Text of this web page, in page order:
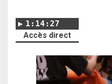
1:14:27
Accès direct